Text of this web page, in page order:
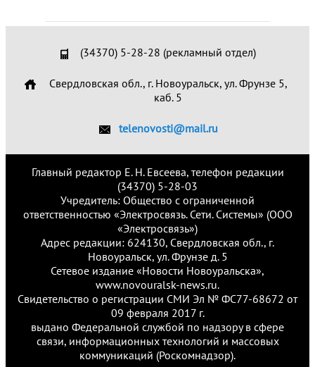
(34370) 5-28-28 (рекламный отдел)
Свердловская обл., г. Новоуральск, ул. Фрунзе 5,
каб. 5
telenovosti@mail.ru
Главный редактор Е. Н. Евсеева, телефон редакции
(34370) 5-28-03
Учредитель: Общество с ограниченной
ответственностью «Электросвязь. Сети. Системы» (ООО
«Электросвязь»)
Адрес редакции: 624130, Свердловская обл., г.
Новоуральск, ул. Фрунзе д. 5
Сетевое издание «Новости Новоуральска»,
www.novouralsk-news.ru.
Свидетельство о регистрации СМИ Эл № ФС77-68672 от
09 февраля 2017 г.
выдано Федеральной службой по надзору в сфере
связи, информационных технологий и массовых
коммуникаций (Роскомнадзор).